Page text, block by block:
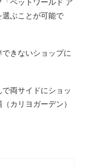
ぶことが可能で
きないショップに
両サイドにショッ
カリヨガーデン）